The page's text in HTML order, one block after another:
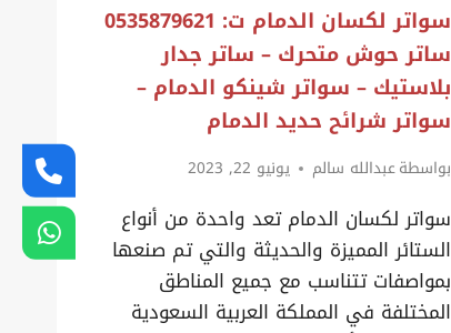
سواتر لكسان الدمام ت: 0535879621
ساتر حوش متحرك – ساتر جدار
بلاستيك – سواتر شينكو الدمام –
سواتر شرائح حديد الدمام
بواسطةعبدالله سالم يونيو 22, 2023
سواتر لكسان الدمام تعد واحدة من أنواع
الستائر المميزة والحديثة والتي تم صنعها
بمواصفات تتناسب مع جميع المناطق
المختلفة في المملكة العربية السعودية